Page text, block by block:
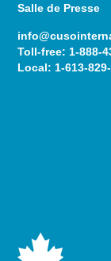
Salle de Presse
Toll-free: 1-888-
Local: 1-613-